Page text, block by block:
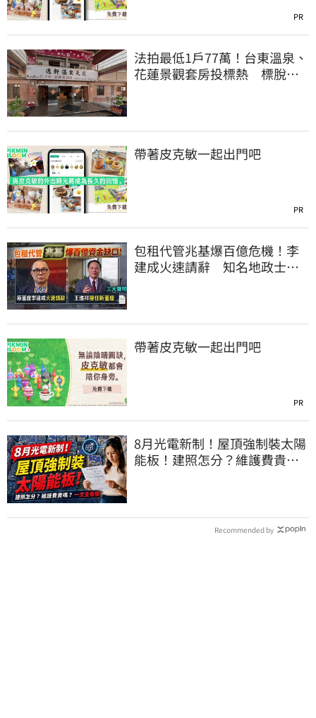
PR
法拍最低1戶77萬！台東溫泉、
花蓮景觀套房投標熱 標脫總
帶著皮克敏一起出門吧
PR
包租代管兆基爆百億危機！李
建成火速請辭 知名地政士接
帶著皮克敏一起出門吧
PR
8月光電新制！屋頂強制裝太陽
能板！建照怎分？維護費貴
Recommended by